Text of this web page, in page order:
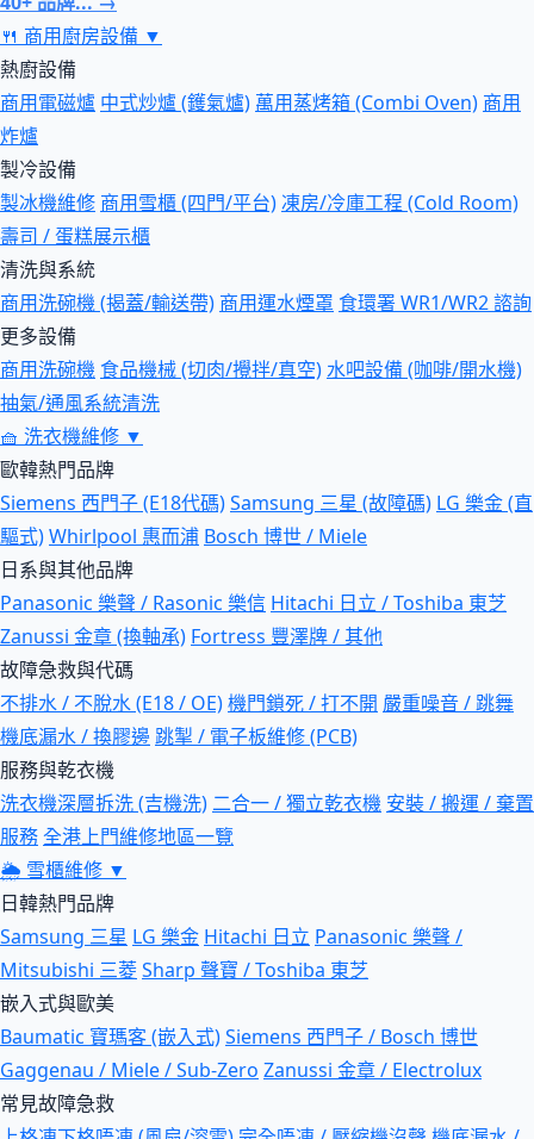
🍴 商用廚房設備 ▼
熱廚設備
商用電磁爐 中式炒爐 (鑊氣爐) 萬用蒸烤箱 (Combi Oven) 商用
炸爐
製冷設備
製冰機維修 商用雪櫃 (四門/平台)凍房/冷庫工程 (Cold Room)
壽司 / 蛋糕展示櫃
清洗與系統
商用洗碗機 (揭蓋/輸送帶) 商用運水煙罩 食環署 WR1/WR2 諮詢
更多設備
商用洗碗機 食品機械 (切肉/攪拌/真空)水吧設備 (咖啡/開水機)
抽氣/通風系統清洗
🧺 洗衣機維修 ▼
歐韓熱門品牌
Siemens 西門子 (E18代碼)Samsung 三星 (故障碼) LG 樂金 (直
驅式)Whirlpool 惠而浦 Bosch 博世 / Miele
日系與其他品牌
Panasonic 樂聲 / Rasonic 樂信 Hitachi 日立 / Toshiba 東芝
Zanussi 金章 (換軸承) Fortress 豐澤牌 / 其他
故障急救與代碼
不排水 / 不脫水 (E18 / OE)機門鎖死 / 打不開 嚴重噪音 / 跳舞
機底漏水 / 換膠邊跳掣 / 電子板維修 (PCB)
服務與乾衣機
洗衣機深層拆洗 (吉機洗) 二合一 / 獨立乾衣機 安裝 / 搬運 / 棄置
服務全港上門維修地區一覽
🌦 雪櫃維修 ▼
日韓熱門品牌
Samsung 三星 LG 樂金 Hitachi 日立 Panasonic 樂聲 /
Mitsubishi 三菱Sharp 聲寶 / Toshiba 東芝
嵌入式與歐美
Baumatic 寶瑪客 (嵌入式)Siemens 西門子 / Bosch 博世
Gaggenau / Miele / Sub-Zero Zanussi 金章 / Electrolux
常見故障急救